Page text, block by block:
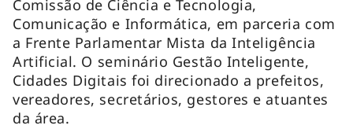
Comissão de Ciência e Tecnologia,
Comunicação e Informática, em parceria com
a Frente Parlamentar Mista da Inteligência
Artificial. O seminário Gestão Inteligente,
Cidades Digitais foi direcionado a prefeitos,
vereadores, secretários, gestores e atuantes
da área.